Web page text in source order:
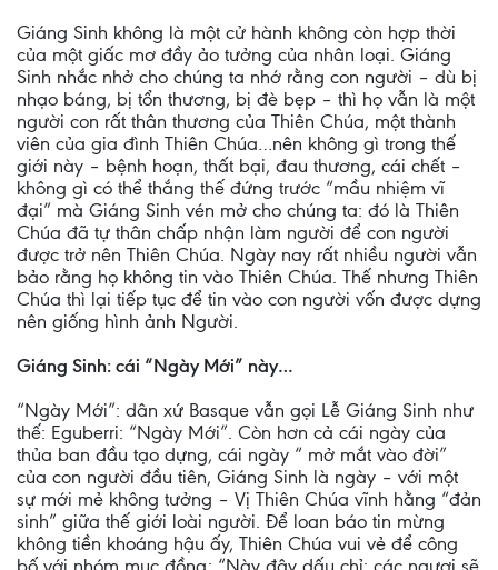
Giáng Sinh không là một cử hành không còn hợp thời
của một giấc mơ đầy ảo tưởng của nhân loại. Giáng
Sinh nhắc nhở cho chúng ta nhớ rằng con người – dù bị
nhạo báng, bị tổn thương, bị đè bẹp – thì họ vẫn là một
người con rất thân thương của Thiên Chúa, một thành
viên của gia đình Thiên Chúa…nên không gì trong thế
giới này – bệnh hoạn, thất bại, đau thương, cái chết –
không gì có thể thắng thế đứng trước “mầu nhiệm vĩ
đại” mà Giáng Sinh vén mở cho chúng ta: đó là Thiên
Chúa đã tự thân chấp nhận làm người để con người
được trở nên Thiên Chúa. Ngày nay rất nhiều người vẫn
bảo rằng họ không tin vào Thiên Chúa. Thế nhưng Thiên
Chúa thì lại tiếp tục để tin vào con người vốn được dựng
nên giống hình ảnh Người.
Giáng Sinh: cái “Ngày Mới” này…
“Ngày Mới”: dân xứ Basque vẫn gọi Lễ Giáng Sinh như
thế: Eguberri: “Ngày Mới”. Còn hơn cả cái ngày của
thủa ban đầu tạo dựng, cái ngày “ mở mắt vào đời”
của con người đầu tiên, Giáng Sinh là ngày – với một
sự mới mẻ không tưởng – Vị Thiên Chúa vĩnh hằng “đản
sinh” giữa thế giới loài người. Để loan báo tin mừng
không tiền khoáng hậu ấy, Thiên Chúa vui vẻ để công
bố với nhóm mục đồng: “Này đây dấu chỉ: các ngươi sẽ